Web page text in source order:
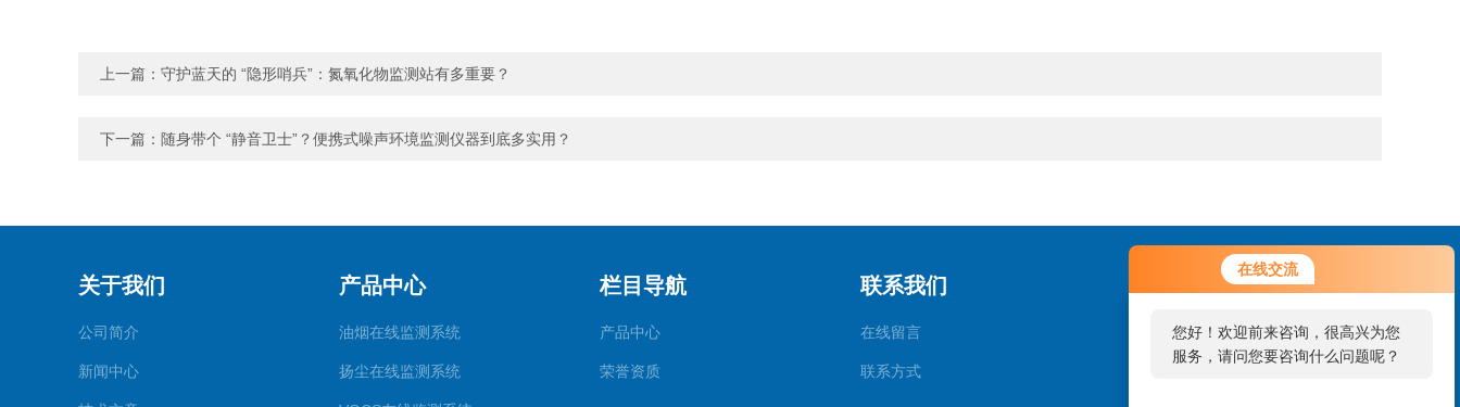
在线交流
您好！欢迎前来咨询，很高兴为您
服务，请问您要咨询什么问题呢？
上一篇： 守护蓝天的 “隐形哨兵”：氮氧化物监测站有多重要？
下一篇： 随身带个 “静音卫士”？便携式噪声环境监测仪器到底多实用？
关于我们
公司简介
新闻中心
产品中心
油烟在线监测系统
扬尘在线监测系统
栏目导航
产品中心
荣誉资质
联系我们
在线留言
联系方式